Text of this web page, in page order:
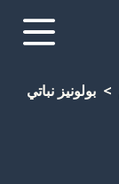
بولونيز نباتي